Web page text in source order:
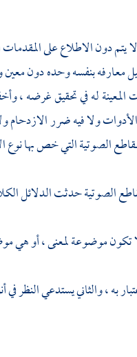
يتم دون الاطلاع على المقدمات
بنفسه وحده دون
المعينة له في تحقيق غرضه
ولا فيه ضرر
الصوتية التي خص بها نوع
الصوتية حدثت الدلائل
تكون موضوعة لمعنى ، أو هي
به ، والثاني يستدعي النظر